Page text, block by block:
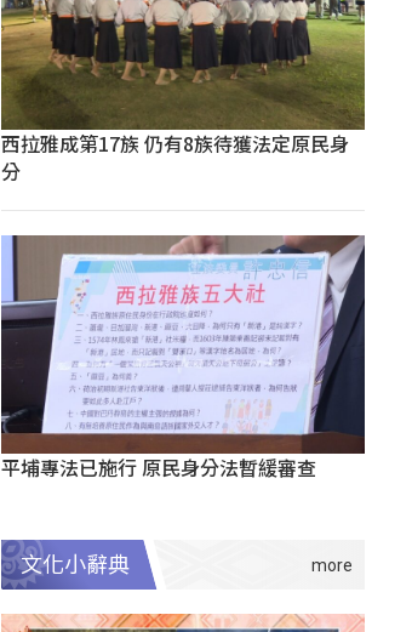
西拉雅成第17族 仍有8族待獲法定原民身
分
平埔專法已施行 原民身分法暫緩審查
文化小辭典